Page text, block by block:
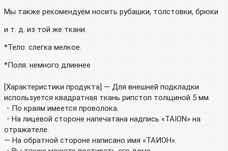
Мы также рекомендуем носить рубашки, толстовки, брюки
и т. д. из той же ткани.
*Тело: слегка мелкое.
*Поля: немного длиннее
[Характеристики продукта] — Для внешней подкладки
используется квадратная ткань рипстоп толщиной 5 мм.
・По краям имеется проволока.
・На лицевой стороне напечатана надпись «TAION» на
отражателе.
— На обратной стороне написано имя «ТАИОН».